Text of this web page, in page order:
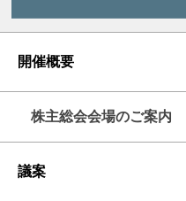
開催概要
株主総会会場のご案内
議案